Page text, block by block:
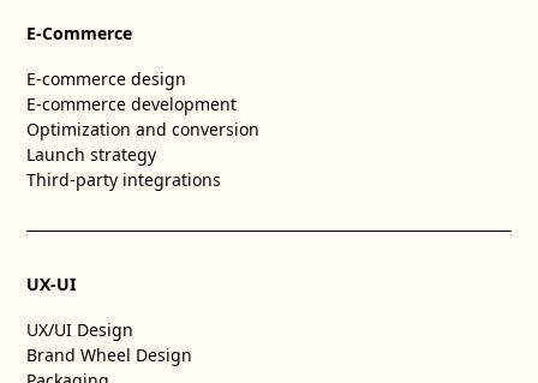
E-Commerce
E-commerce design
E-commerce development
Optimization and conversion
Launch strategy
Third-party integrations
UX-UI
UX/UI Design
Brand Wheel Design